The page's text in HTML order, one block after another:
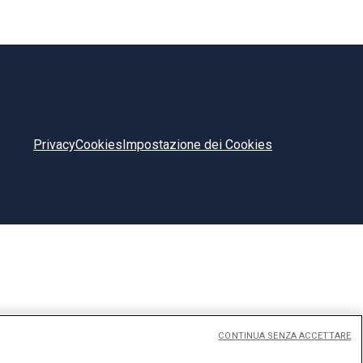
PrivacyCookiesImpostazione dei Cookies
CONTINUA SENZA ACCETTARE